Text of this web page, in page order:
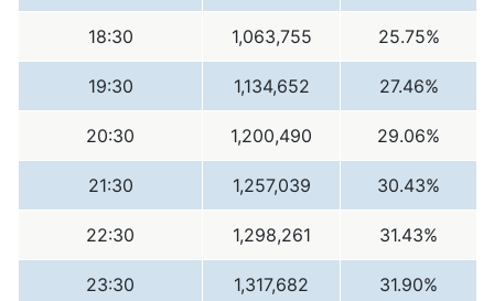
18:30 1,063,755 25.75%
19:30 1,134,652 27.46%
20:30 1,200,490 29.06%
21:30 1,257,039 30.43%
22:30 1,298,261 31.43%
23:30 1,317,682 31.90%